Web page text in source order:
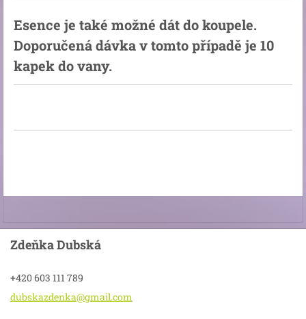
Esence je také možné dát do koupele.
Doporučená dávka v tomto případě je 10
kapek do vany.
Zdeňka Dubská
+420 603 111 789
dubskazdenka@gmail.com